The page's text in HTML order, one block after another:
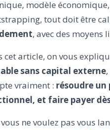
modèle
tout doit être
, avec des moyens
cet article, on vous
sans capital externe
vraiment : résoudre un
et faire payer
vous ne voulez pas vous